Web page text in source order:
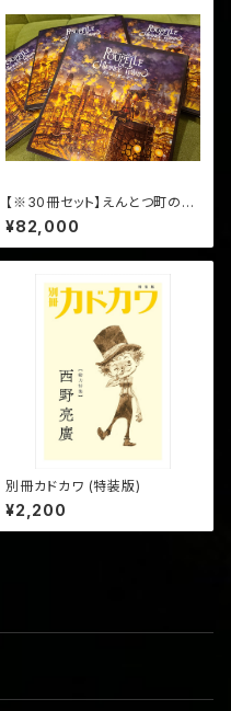
【※30冊セット】えんとつ町のプ
ペル (サイン入り・送料込み)
¥82,000
別冊カドカワ (特装版)
¥2,200